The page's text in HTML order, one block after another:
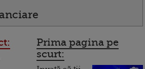
Prima pagina pe
scurt: